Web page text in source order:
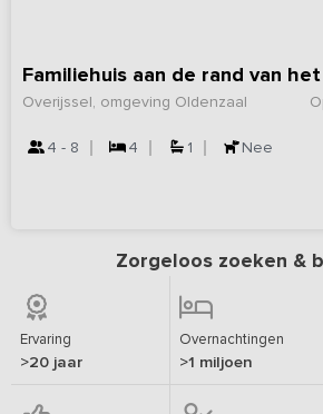
Familiehuis aan de rand van
Overijssel, omgeving Oldenzaal
4 - 8 4 1 Nee
Zorgeloos zoeken &
Ervaring
>20 jaar
Overnachtingen
>1 miljoen